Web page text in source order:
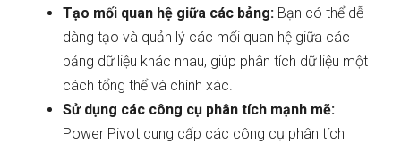
Tạo mối quan hệ giữa các bảng: Bạn có thể dễ
dàng tạo và quản lý các mối quan hệ giữa các
bảng dữ liệu khác nhau, giúp phân tích dữ liệu một
cách tổng thể và chính xác.
Sử dụng các công cụ phân tích mạnh mẽ:
Power Pivot cung cấp các công cụ phân tích